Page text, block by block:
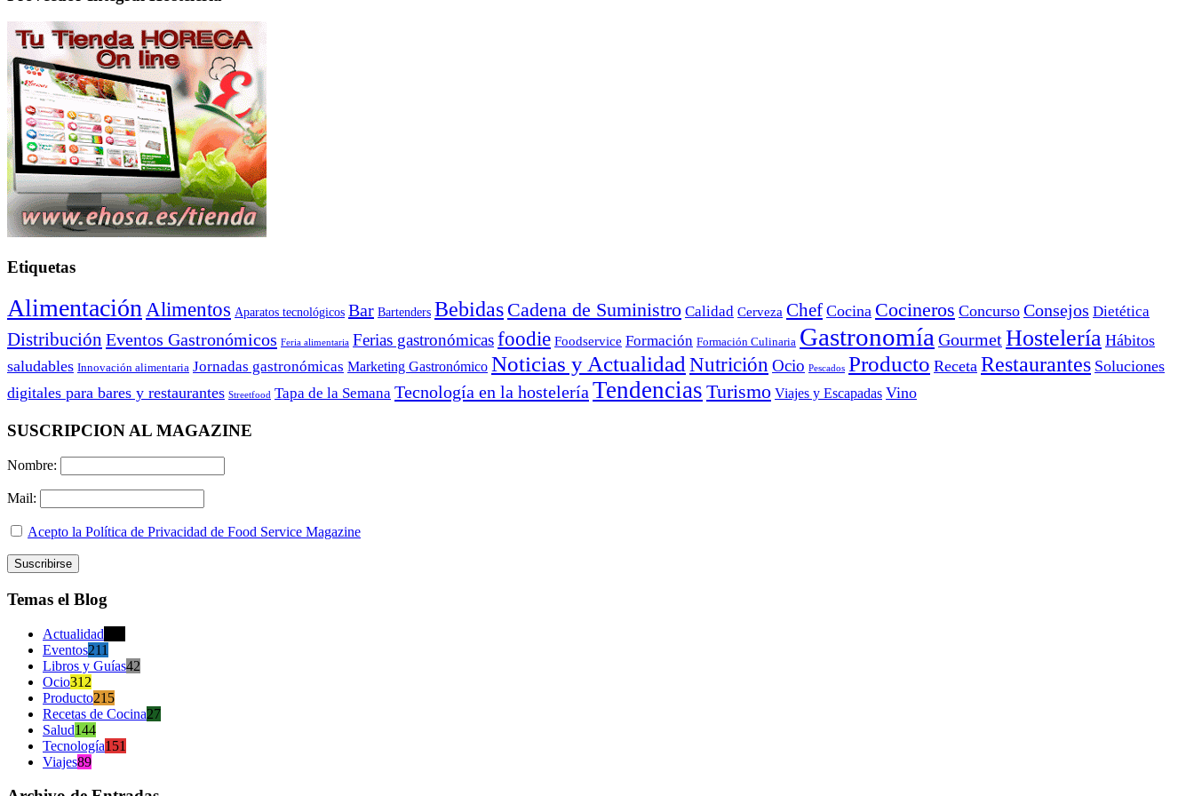
Etiquetas
Alimentación Alimentos Aparatos tecnológicos Bar Bartenders Bebidas Cadena de Suministro Calidad Cerveza Chef Cocina Cocineros Concurso Consejos Dietética
Distribución Eventos Gastronómicos Feria alimentaria Ferias gastronómicasfoodie Foodservice Formación Formación Culinaria Gastronomía GourmetHostelería Hábitos
saludables Innovación alimentaria Jornadas gastronómicas Marketing Gastronómico Noticias y Actualidad Nutrición Ocio Pescados Producto Receta Restaurantes Soluciones
digitales para bares y restaurantes Streetfood Tapa de la Semana Tecnología en la hostelería Tendencias Turismo Viajes y Escapadas Vino
SUSCRIPCION AL MAGAZINE
Nombre:
Mail:
Acepto la Política de Privacidad de Food Service Magazine
Temas el Blog
Actualidad
Eventos211
Libros y Guías42
Ocio312
Producto215
Recetas de Cocina27
Salud144
Tecnología151
Viajes89